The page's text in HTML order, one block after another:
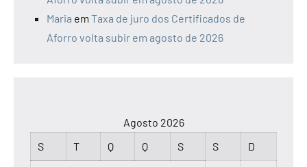
Maria em Taxa de juro dos Certificados de
Aforro volta subir em agosto de 2026
Agosto 2026
S
T Q Q S S D